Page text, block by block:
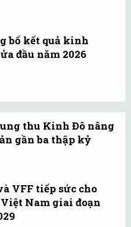
bố kết quả kinh
đầu năm 2026
thu Kinh Đô nâng
gần ba thập kỷ
VFF tiếp sức cho
Nam giai đoạn